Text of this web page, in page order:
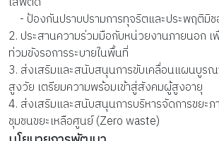
- ป้องกันปราบปรามการทุจริตและประพฤติมิ
2. ประสานความร่วมมือกับหน่วยงานภายนอก
ท่วมขังรอการระบายในพื้นที่
3. ส่งเสริมและสนับสนุนการขับเคลื่อนแผนบูร
สูงวัย เตรียมความพร้อมเข้าสู่สังคมผู้สูงอายุ
4. ส่งเสริมและสนับสนุนการบริหารจัดการขยะ
ชุมชนขยะเหลือศูนย์ (Zero waste)